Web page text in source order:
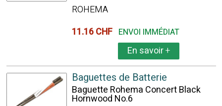
ROHEMA
11.16 CHF ENVOI IMMÉDIAT
En savoir+
Baguettes de Batterie
Baguette Rohema Concert Black
Hornwood No.6